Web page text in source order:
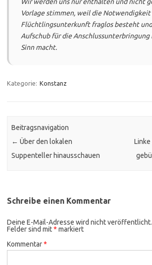
Vorlage stimmen, weil die
Flüchtlingsunterkunft fraglos besteht
Aufschub für die Anschlussunterbringung
Sinn macht.
Kategorie: Konstanz
Beitragsnavigation
← Über den lokalen
Suppenteller hinausschauen
Linke
Schreibe einen Kommentar
Deine E-Mail-Adresse wird nicht veröffentlicht.
Felder sind mit* markiert
Kommentar*